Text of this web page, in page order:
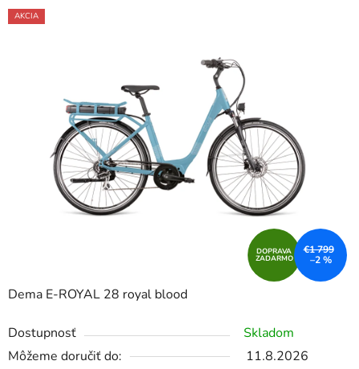
Dema E-ROYAL 28 royal blood
Dostupnosť
Skladom
Môžeme doručiť do:
11.8.2026
produktu
hviezdičiek.
AKCIA
DOPRAVA
ZADARMO
€1 799
–2 %